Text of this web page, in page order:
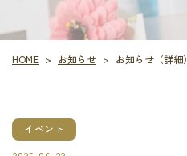
HOME > お知らせ > お知らせ（詳細）
イベント